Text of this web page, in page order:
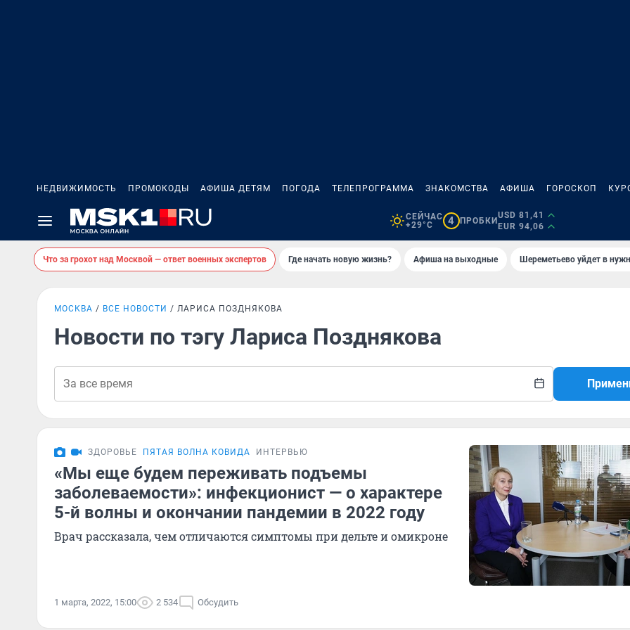
НЕДВИЖИМОСТЬ ПРОМОКОДЫ АФИША ДЕТЯМ ПОГОДА ТЕЛЕПРОГРАММА ЗНАКОМСТВА АФИША ГОРОСКОП
СЕЙЧАС
+29°C
4 ПРОБКИ
USD 81,41
EUR 94,06
Что за грохот над Москвой — ответ военных экспертов Где начать новую жизнь? Афиша на выходные Шереметьево уйдет в
МОСКВА ВСЕ НОВОСТИ ЛАРИСА ПОЗДНЯКОВА
Новости по тэгу Лариса Позднякова
ЗДОРОВЬЕ ПЯТАЯ ВОЛНА КОВИДА ИНТЕРВЬЮ
«Мы еще будем переживать подъемы
заболеваемости»: инфекционист — о характере
5-й волны и окончании пандемии в 2022 году
Врач рассказала, чем отличаются симптомы при дельте и омикроне
1 марта, 2022, 15:00 2 534 Обсудить